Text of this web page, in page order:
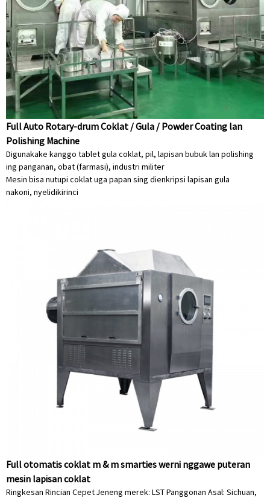
Full Auto Rotary-drum Coklat / Gula / Powder Coating lan
Polishing Machine
Digunakake kanggo tablet gula coklat, pil, lapisan bubuk lan polishing
ing panganan, obat (farmasi), industri militer
Mesin bisa nutupi coklat uga papan sing dienkripsi lapisan gula
nakoni, nyelidikirinci
Full otomatis coklat m & m smarties werni nggawe puteran
mesin lapisan coklat
Ringkesan Rincian Cepet Jeneng merek: LST Panggonan Asal: Sichuan,